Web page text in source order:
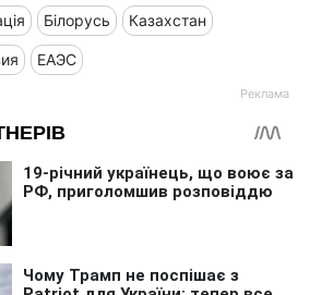
Білорусь Казахстан
ЕАЭС